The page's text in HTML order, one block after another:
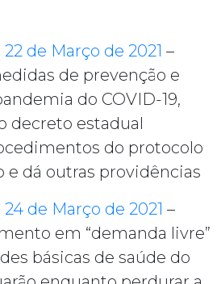
de Março de 2021 –
de prevenção e
do COVID-19,
decreto estadual
do protocolo
e dá outras providências
de Março de 2021 –
em “demanda livre”
básicas de saúde do